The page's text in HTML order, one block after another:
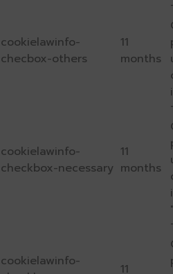
cookielawinfo-
checbox-others
11
months
cookielawinfo-
checkbox-necessary
11
months
cookielawinfo-
11